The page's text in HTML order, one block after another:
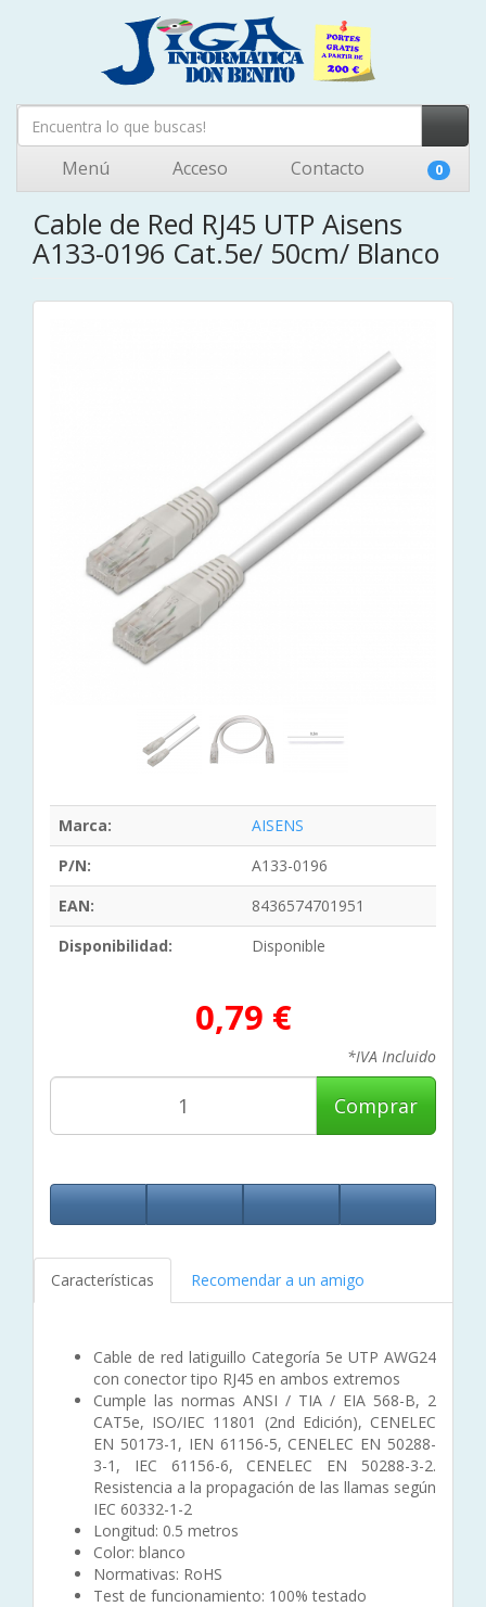
Menú Acceso Contacto 0
Cable de Red RJ45 UTP Aisens
A133-0196 Cat.5e/ 50cm/ Blanco
Marca:
AISENS
P/N:
A133-0196
EAN:
8436574701951
Disponibilidad:
Disponible
0,79 €
*IVA Incluido
Comprar
Características Recomendar a un amigo
Cable de red latiguillo Categoría 5e UTP AWG24
con conector tipo RJ45 en ambos extremos
Cumple las normas ANSI / TIA / EIA 568-B, 2
CAT5e, ISO/IEC 11801 (2nd Edición), CENELEC
EN 50173-1, IEN 61156-5, CENELEC EN 50288-
3-1, IEC 61156-6, CENELEC EN 50288-3-2.
Resistencia a la propagación de las llamas según
IEC 60332-1-2
Longitud: 0.5 metros
Color: blanco
Normativas: RoHS
Test de funcionamiento: 100% testado